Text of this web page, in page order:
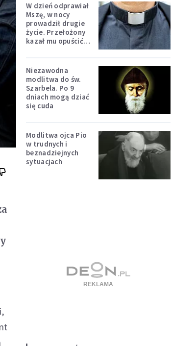
W dzień odprawiał
Mszę, w nocy
prowadził drugie
życie. Przełożony
kazał mu opuścić
Niezawodna
modlitwa do św.
Szarbela. Po 9
dniach mogą dziać
się cuda
Modlitwa ojca Pio
w trudnych i
beznadziejnych
sytuacjach